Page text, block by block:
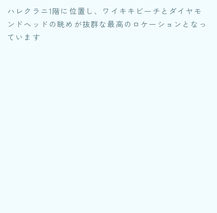
ハレクラニ1階に位置し、ワイキキビーチとダイヤモ
ンドヘッドの眺めが抜群な最高のロケーションとなっ
ています